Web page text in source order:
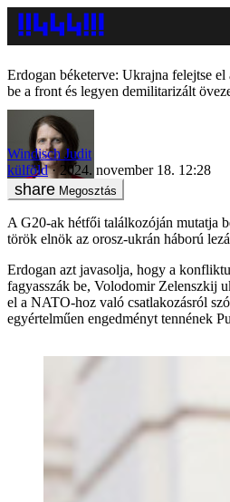
Erdogan béketerve: Ukrajna felejtse
be a front és legyen demilitarizált
Windisch Judit
külföld
2024. november 18. 12:28
Megosztás
A G20-ak hétfői találkozóján mutatja
török elnök az orosz-ukrán háború
Erdogan azt javasolja, hogy a
fagyasszák be, Volodomir Zelenszkij
el a NATO-hoz való csatlakozásról
egyértelműen engedményt tennének